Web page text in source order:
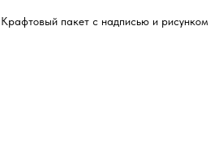
Крафтовый пакет с надписью и